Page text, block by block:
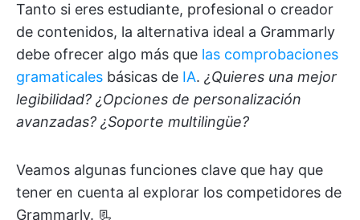
Tanto si eres estudiante, profesional o creador
de contenidos, la alternativa ideal a Grammarly
debe ofrecer algo más que las comprobaciones
gramaticales básicas de IA. ¿Quieres una mejor
legibilidad? ¿Opciones de personalización
avanzadas? ¿Soporte multilingüe?
Veamos algunas funciones clave que hay que
tener en cuenta al explorar los competidores de
Grammarly. 📃